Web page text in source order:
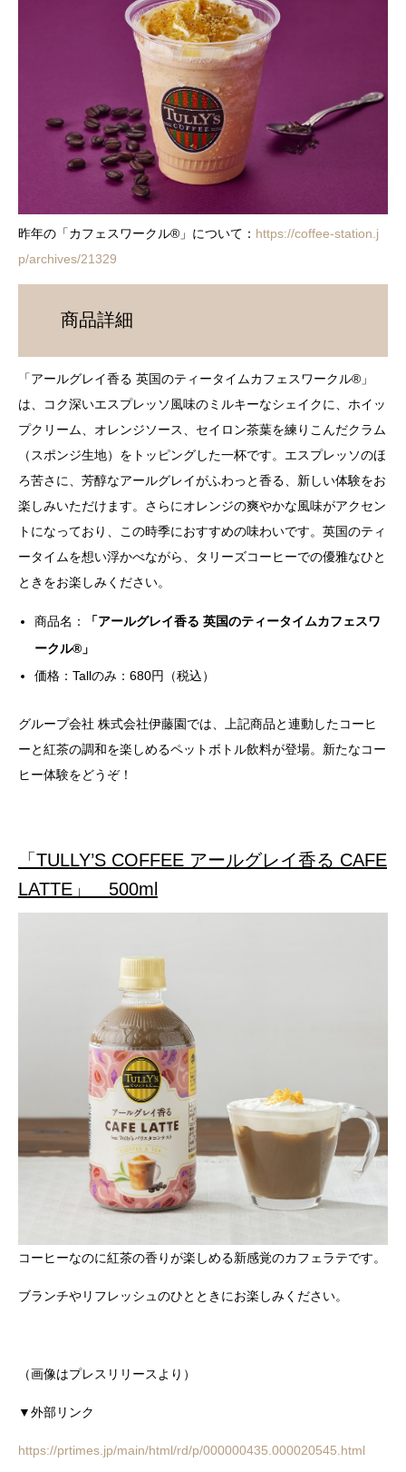
昨年の「カフェスワークル®」について： https://coffee-station.j
p/archives/21329
商品詳細
「アールグレイ香る 英国のティータイムカフェスワークル®」
は、コク深いエスプレッソ風味のミルキーなシェイクに、ホイッ
プクリーム、オレンジソース、セイロン茶葉を練りこんだクラム
（スポンジ生地）をトッピングした一杯です。エスプレッソのほ
ろ苦さに、芳醇なアールグレイがふわっと香る、新しい体験をお
楽しみいただけます。さらにオレンジの爽やかな風味がアクセン
トになっており、この時季におすすめの味わいです。英国のティ
ータイムを想い浮かべながら、タリーズコーヒーでの優雅なひと
ときをお楽しみください。
商品名：
「アールグレイ香る 英国のティータイムカフェスワ
ークル®」
価格：Tallのみ：680円（税込）
グループ会社 株式会社伊藤園では、上記商品と連動したコーヒ
ーと紅茶の調和を楽しめるペットボトル飲料が登場。新たなコー
ヒー体験をどうぞ！
「TULLY’S COFFEE アールグレイ香る CAFE
LATTE」 500ml
コーヒーなのに紅茶の香りが楽しめる新感覚のカフェラテです。
ブランチやリフレッシュのひとときにお楽しみください。
（画像はプレスリリースより）
▼外部リンク
https://prtimes.jp/main/html/rd/p/000000435.000020545.html